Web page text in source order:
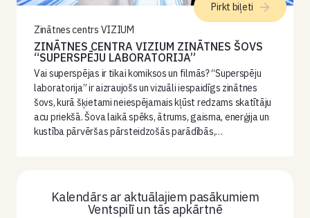
Zinātnes centrs VIZIUM
ZINĀTNES CENTRA VIZIUM ZINĀTNES ŠOVS
“SUPERSPĒJU LABORATORIJA”
Vai superspējas ir tikai komiksos un filmās? “Superspēju
laboratorija” ir aizraujošs un vizuāli iespaidīgs zinātnes
šovs, kurā šķietami neiespējamais kļūst redzams skatītāju
acu priekšā. Šova laikā spēks, ātrums, gaisma, enerģija un
kustība pārvēršas pārsteidzošās parādībās,…
Pirkt biļeti
Kalendārs ar aktuālajiem pasākumiem
Ventspilī un tās apkārtnē